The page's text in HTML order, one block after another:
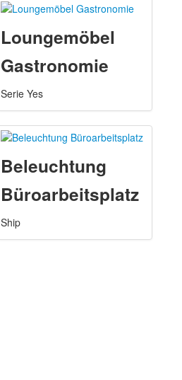
Loungemöbel
Gastronomie
Serie Yes
Beleuchtung
Büroarbeitsplatz
Ship